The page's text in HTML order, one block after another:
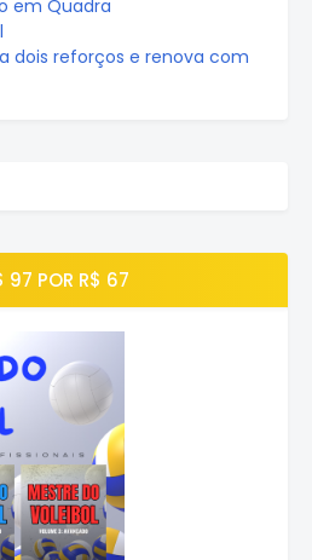
em Quadra
dois reforços e renova com
97 POR R$ 67